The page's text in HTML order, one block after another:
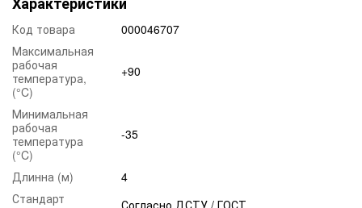
Код товара
000046707
Максимальная
рабочая
температура,
(°C)
+90
Минимальная
рабочая
температура
(°C)
-35
Длинна (м)
4
Стандарт